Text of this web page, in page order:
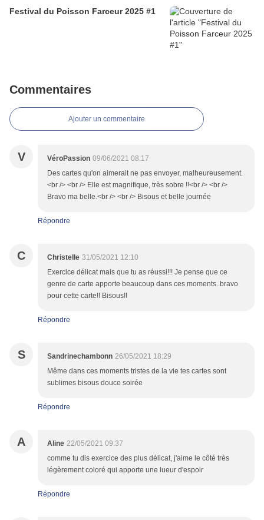
Festival du Poisson Farceur 2025 #1
Commentaires
Ajouter un commentaire
V VéroPassion 09/06/2021 08:17
Des cartes qu'on aimerait ne pas envoyer, malheureusement.
<br /> <br /> Elle est magnifique, très sobre !!<br /> <br />
Bravo ma belle.<br /> <br /> Bisous et belle journée
Répondre
C Christelle 31/05/2021 12:10
Exercice délicat mais que tu as réussi!!! Je pense que ce
genre de carte apporte beaucoup dans ces moments..bravo
pour cette carte!! Bisous!!
Répondre
S Sandrinechambonn 26/05/2021 18:29
Même dans ces moments tristes de la vie tes cartes sont
sublimes bisous douce soirée
Répondre
A Aline 22/05/2021 09:37
comme tu dis exercice des plus délicat, j'aime le côté très
légèrement coloré qui apporte une lueur d'espoir
Répondre